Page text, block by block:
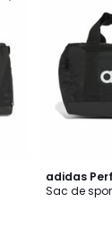
adidas
Sac de
4,8
/ 5